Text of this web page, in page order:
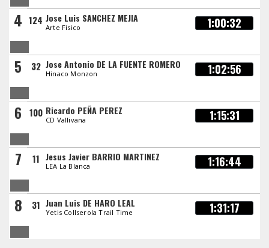
4 124 Jose Luis SANCHEZ MEJIA
Arte Fisico 1:00:32
5 32 Jose Antonio DE LA FUENTE ROMERO
Hinaco Monzon 1:02:56
6 100 Ricardo PEÑA PEREZ
CD Vallivana 1:15:31
7 11 Jesus Javier BARRIO MARTINEZ
LEA La Blanca 1:16:44
8 31 Juan Luis DE HARO LEAL
Yetis Collserola Trail Time 1:31:17